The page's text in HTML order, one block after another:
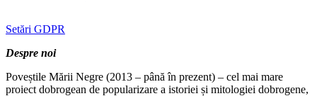
Setări GDPR
Despre noi
Poveștile Mării Negre (2013 – până în prezent) – cel mai mare
proiect dobrogean de popularizare a istoriei și mitologiei dobrogene,